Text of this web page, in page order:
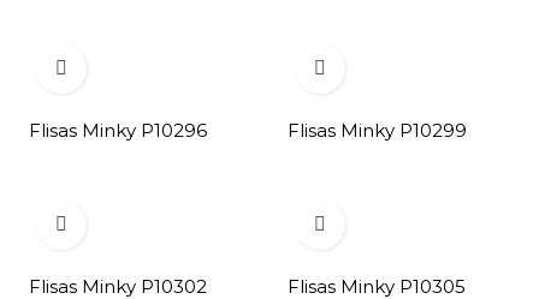

Flisas Minky P10296

Flisas Minky P10299

Flisas Minky P10302

Flisas Minky P10305